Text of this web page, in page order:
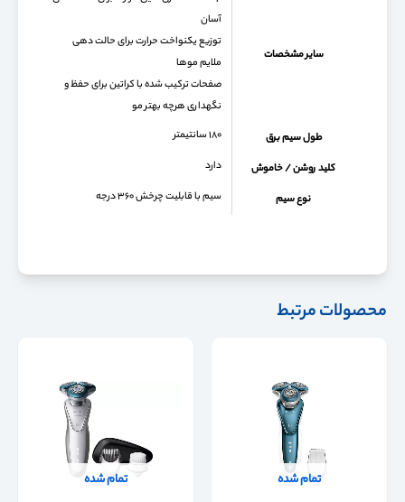
سایر مشخصات
آسان
توزیع یکنواخت حرارت برای حالت دهی
ملایم موها
صفحات ترکیب شده با کراتین برای حفظ و
نگهداری هرچه بهتر مو
طول سیم برق
۱۸۰ سانتیمتر
کلید روشن / خاموش دارد
نوع سیم سیم با قابلیت چرخش ۳۶۰ درجه
محصولات مرتبط
تمام شده تمام شده